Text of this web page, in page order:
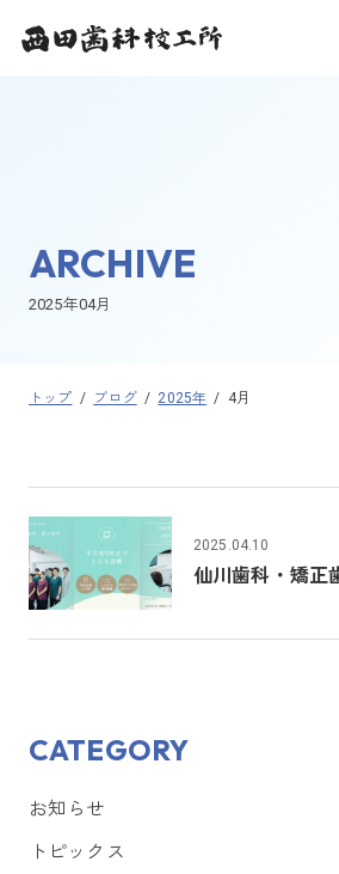
ARCHIVE
2025年04月
トップ / ブログ/ 2025年 / 4月
2025.04.10
仙川歯科・矯正
CATEGORY
お知らせ
トピックス